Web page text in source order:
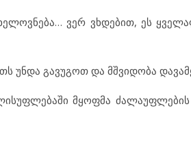
ხელოვნება… ვერ ვხდებით, ეს
უნდა გავუგოთ და მშვიდობა
მყოფმა